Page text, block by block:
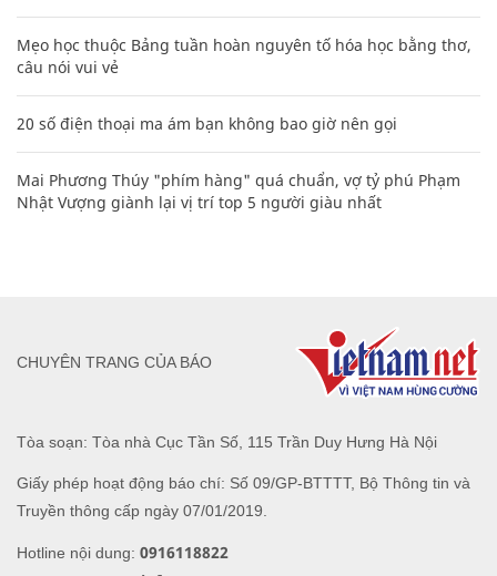
Mẹo học thuộc Bảng tuần hoàn nguyên tố hóa học bằng thơ,
câu nói vui vẻ
20 số điện thoại ma ám bạn không bao giờ nên gọi
Mai Phương Thúy "phím hàng" quá chuẩn, vợ tỷ phú Phạm
Nhật Vượng giành lại vị trí top 5 người giàu nhất
Tòa soạn: Tòa nhà Cục Tần Số, 115 Trần Duy Hưng Hà Nội
Giấy phép hoạt động báo chí: Số 09/GP-BTTTT, Bộ Thông tin và
Truyền thông cấp ngày 07/01/2019.
Hotline nội dung: 0916118822
CHUYÊN TRANG CỦA BÁO